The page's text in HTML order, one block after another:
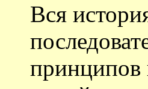
Вся
принципов